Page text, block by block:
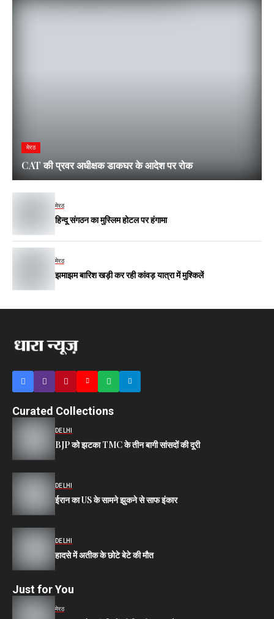
मेरठ
CAT की प्रवर अधीक्षक डाकघर के आदेश पर रोक
मेरठ
हिन्दू संगठन का मुस्लिम होटल पर हंगामा
मेरठ
झमाझम बारिश खड़ी कर रही कांवड़ यात्रा में मुश्किलें
Curated Collections
DELHI
BJP को झटका TMC के तीन बागी सांसदों की दूरी
DELHI
ईरान का US के सामने झुकने से साफ इंकार
DELHI
हादसे में अतीक के छोटे बेटे की मौत
Just for You
मेरठ